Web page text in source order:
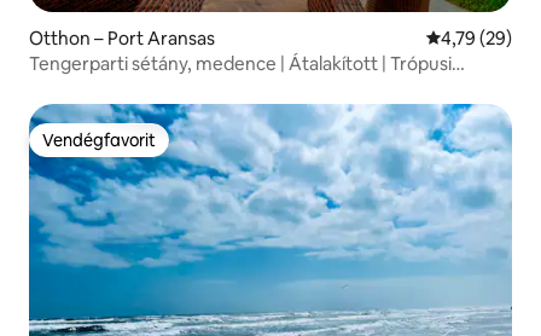
Otthon – Port Aransas Átlagos
4,79 (29)
Tengerparti sétány, medence | Átalakított | Trópusi
Vendégfavorit
Vendégfavorit